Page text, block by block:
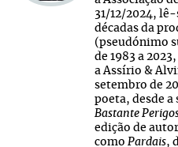
31/12/2024,
décadas da
(pseudónimo
de 1983 a
a Assírio &
setembro de
poeta, desde a
Bastante
edição de
como Pardais,